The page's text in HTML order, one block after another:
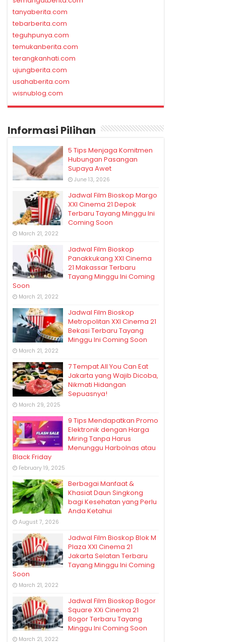
tanyaberita.com
tebarberita.com
teguhpunya.com
temukanberita.com
terangkanhati.com
ujungberita.com
usahaberita.com
wisnublog.com
Informasi Pilihan
5 Tips Menjaga Komitmen
Hubungan Pasangan
Supaya Awet
June 13, 2026
Jadwal Film Bioskop Margo
XXI Cinema 21 Depok
Terbaru Tayang Minggu Ini
Coming Soon
March 21, 2022
Jadwal Film Bioskop
Panakkukang XXI Cinema
21 Makassar Terbaru
Tayang Minggu Ini Coming
Soon
March 21, 2022
Jadwal Film Bioskop
Metropolitan XXI Cinema 21
Bekasi Terbaru Tayang
Minggu Ini Coming Soon
March 21, 2022
7 Tempat All You Can Eat
Jakarta yang Wajib Dicoba,
Nikmati Hidangan
Sepuasnya!
March 29, 2025
9 Tips Mendapatkan Promo
Elektronik dengan Harga
Miring Tanpa Harus
Menunggu Harbolnas atau
Black Friday
February 19, 2025
Berbagai Manfaat &
Khasiat Daun Singkong
bagi Kesehatan yang Perlu
Anda Ketahui
August 7, 2026
Jadwal Film Bioskop Blok M
Plaza XXI Cinema 21
Jakarta Selatan Terbaru
Tayang Minggu Ini Coming
Soon
March 21, 2022
Jadwal Film Bioskop Bogor
Square XXi Cinema 21
Bogor Terbaru Tayang
Minggu Ini Coming Soon
March 21, 2022